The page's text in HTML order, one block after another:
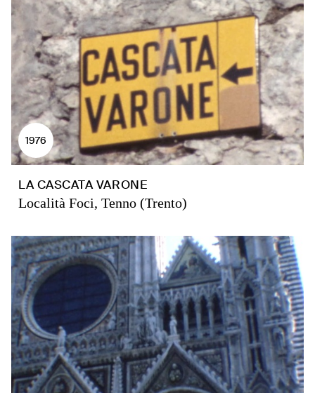
1976
LA CASCATA VARONE
Località Foci, Tenno (Trento)